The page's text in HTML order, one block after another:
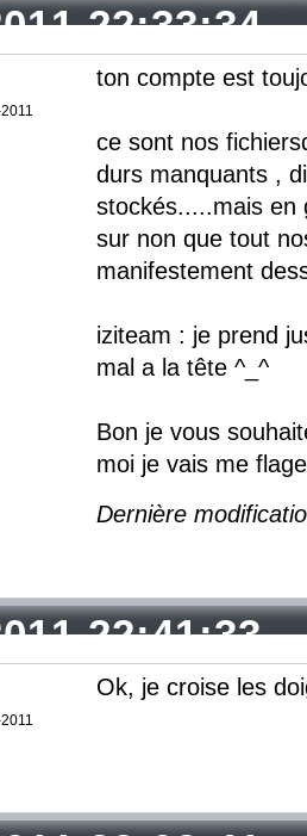
22:33:34
ton compte est
ce sont nos
durs manquants ,
stockés.....mais en
sur non que tout
manifestement
iziteam : je prend
mal a la tête ^_^
Bon je vous
moi je vais me
Dernière
22:41:33
Ok, je croise les